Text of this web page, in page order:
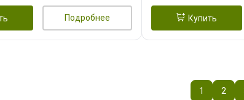
Подробнее Купить
1 2